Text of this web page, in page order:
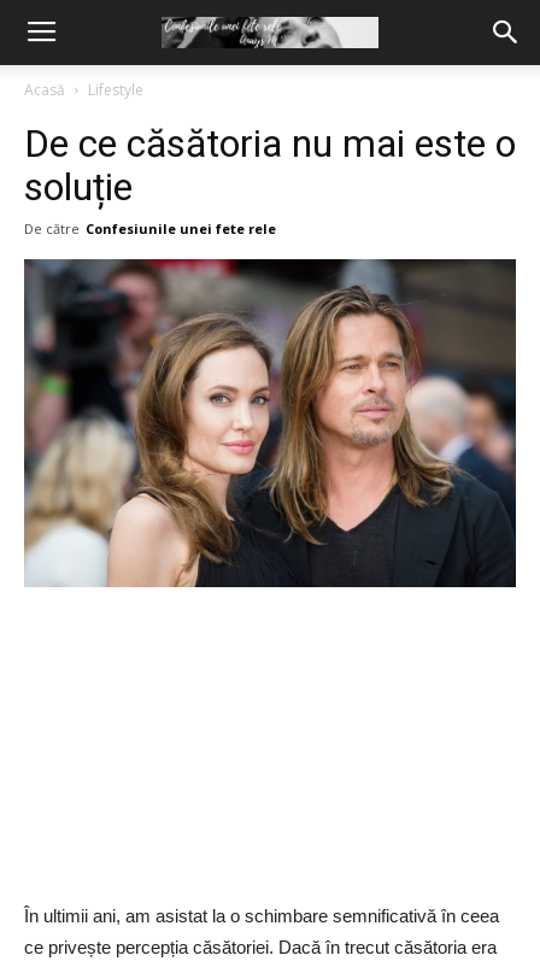
Acasă Lifestyle
De ce căsătoria nu mai este o
soluție
De către Confesiunile unei fete rele
În ultimii ani, am asistat la o schimbare semnificativă în ceea
ce privește percepția căsătoriei. Dacă în trecut căsătoria era